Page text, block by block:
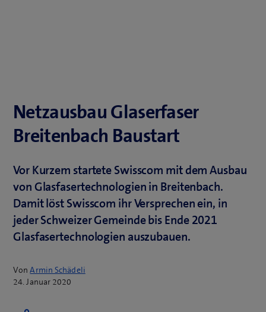
Netzausbau Glaserfaser
Breitenbach Baustart
Vor Kurzem startete Swisscom mit dem Ausbau
von Glasfasertechnologien in Breitenbach.
Damit löst Swisscom ihr Versprechen ein, in
jeder Schweizer Gemeinde bis Ende 2021
Glasfasertechnologien auszubauen.
VonArmin Schädeli
24. Januar 2020